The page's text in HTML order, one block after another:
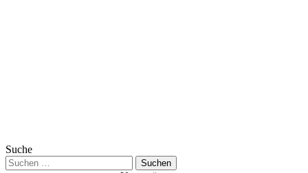
Suche
Suchen